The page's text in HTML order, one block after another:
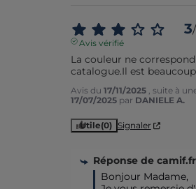
3/
Avis vérifié
La couleur ne
catalogue.Il est
Avis du 17/11/2025 , suite à
17/07/2025 par DANIELE A.
Utile(0) Signaler
Réponse de camif.fr
Bonjour Madame,